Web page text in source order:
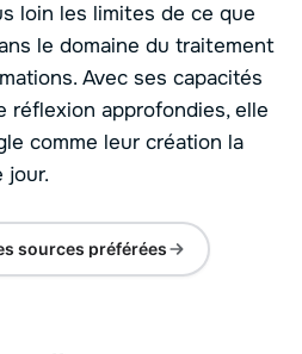
loin les limites de ce que
le domaine du traitement
Avec ses capacités
réflexion approfondies, elle
comme leur création la
jour.
sources préférées